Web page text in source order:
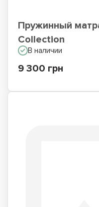
Пружинный
Collection
В наличии
9 300 грн